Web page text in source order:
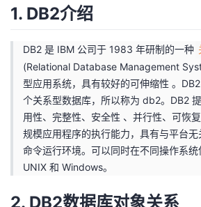
课
程
的
认
证
我
的
实
验
我
的
收
藏
术
支
持
云
声
建
议
1. DB2介绍
DB2 是 IBM 公司于 1983 年研制的一种
(Relational Database Management
型应用系统，具有较好的可伸缩性 。
个关系型数据库，所以称为 db2。DB2
用性、完整性、安全性 、并行性、可恢
规模应用程序的执行能力，具有与平台无
命令运行环境。可以同时在不同操作系统
UNIX 和 Windows。
2. DB2数据库对象关系